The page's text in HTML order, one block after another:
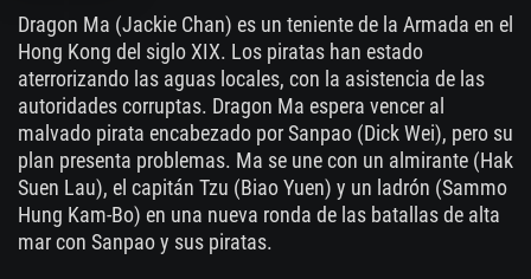
Dragon Ma (Jackie Chan) es un teniente de la Armada en el
Hong Kong del siglo XIX. Los piratas han estado
aterrorizando las aguas locales, con la asistencia de las
autoridades corruptas. Dragon Ma espera vencer al
malvado pirata encabezado por Sanpao (Dick Wei), pero su
plan presenta problemas. Ma se une con un almirante (Hak
Suen Lau), el capitán Tzu (Biao Yuen) y un ladrón (Sammo
Hung Kam-Bo) en una nueva ronda de las batallas de alta
mar con Sanpao y sus piratas.